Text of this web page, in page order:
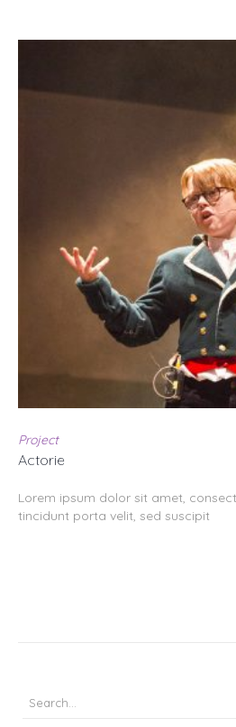
Project
Actorie
Lorem ipsum dolor sit amet,
tincidunt porta velit, sed suscipit